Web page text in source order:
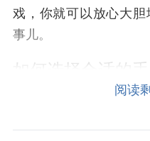
戏，你就可以放心大
事儿。
如何选择合适的
市场上的游戏中心有
阅读